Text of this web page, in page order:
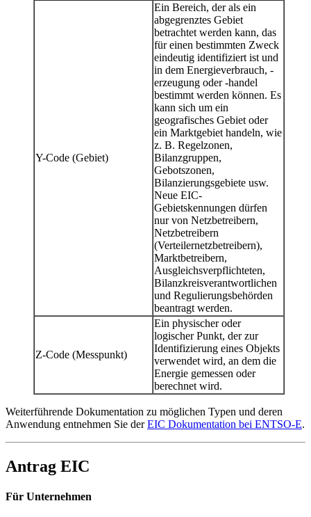
Y-Code (Gebiet)
Ein Bereich, der als ein
abgegrenztes Gebiet
betrachtet werden kann, das
für einen bestimmten Zweck
eindeutig identifiziert ist und
in dem Energieverbrauch, -
erzeugung oder -handel
bestimmt werden können. Es
kann sich um ein
geografisches Gebiet oder
ein Marktgebiet handeln, wie
z. B. Regelzonen,
Bilanzgruppen,
Gebotszonen,
Bilanzierungsgebiete usw.
Neue EIC-
Gebietskennungen dürfen
nur von Netzbetreibern,
Netzbetreibern
(Verteilernetzbetreibern),
Marktbetreibern,
Ausgleichsverpflichteten,
Bilanzkreisverantwortlichen
und Regulierungsbehörden
beantragt werden.
Z-Code (Messpunkt)
Ein physischer oder
logischer Punkt, der zur
Identifizierung eines Objekts
verwendet wird, an dem die
Energie gemessen oder
berechnet wird.
Weiterführende Dokumentation zu möglichen Typen und deren
Anwendung entnehmen Sie derEIC Dokumentation bei ENTSO-E.
Antrag EIC
Für Unternehmen